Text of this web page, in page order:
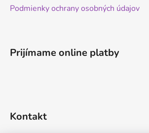
Podmienky ochrany osobných údajov
Prijímame online platby
Kontakt